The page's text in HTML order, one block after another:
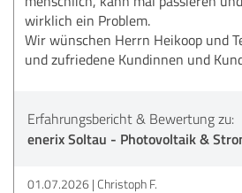
wirklich ein Problem.
Wir wünschen Herrn Heikoop und
und zufriedene Kundinnen und
Erfahrungsbericht & Bewertung zu:
enerix Soltau - Photovoltaik &
01.07.2026 Christoph F.